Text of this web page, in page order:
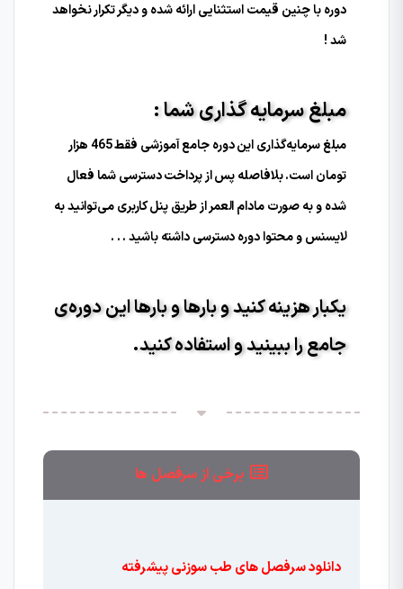
دوره با چنین قیمت استثنایی ارائه شده و دیگر تکرار نخواهد
شد !
مبلغ سرمایه گذاری شما :
مبلغ سرمایه‌گذاری این دوره جامع آموزشی فقط 465 هزار
تومان است. بلافاصله پس از پرداخت دسترسی شما فعال
شده و به صورت مادام العمر از طریق پنل کاربری می‌توانید به
لایسنس و محتوا دوره دسترسی داشته باشید . . .
یکبار هزینه کنید و بارها و بارها این دوره‌ی
جامع را ببینید و استفاده کنید.
برخی از سرفصل ها
دانلود سرفصل های طب سوزنی پیشرفته